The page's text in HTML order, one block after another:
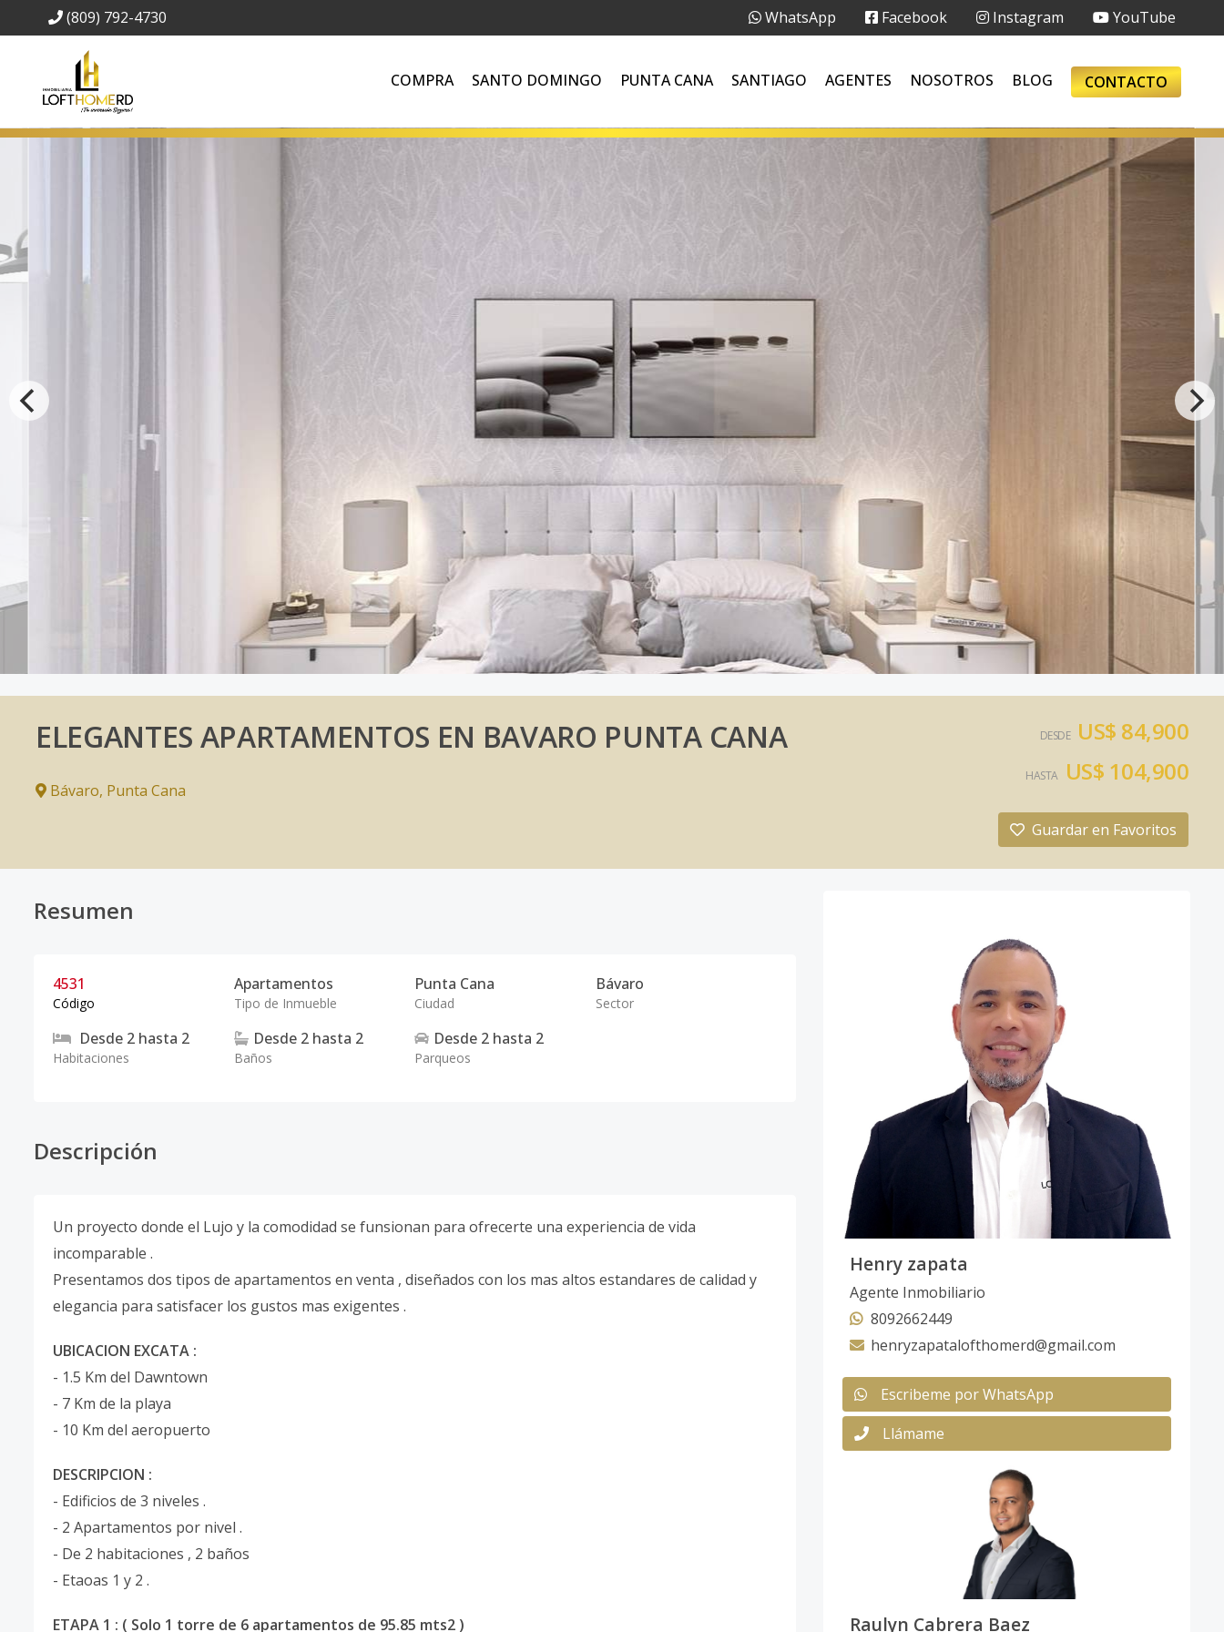
(809) 792-4730 WhatsApp Facebook Instagram YouTube
COMPRA SANTO DOMINGO PUNTA CANA SANTIAGO AGENTES NOSOTROS BLOG CONTACTO
ELEGANTES APARTAMENTOS EN BAVARO PUNTA CANA
Bávaro, Punta Cana
DESDE US$ 84,900
HASTA US$ 104,900
Guardar en Favoritos
Resumen
4531
Código
Apartamentos
Tipo de Inmueble
Punta Cana
Ciudad
Bávaro
Sector
Desde 2 hasta 2
Habitaciones
Desde 2hasta 2
Baños
Desde 2 hasta 2
Parqueos
Descripción
Un proyecto donde el Lujo y la comodidad se funsionan para ofrecerte una experiencia de vida
incomparable .
Presentamos dos tipos de apartamentos en venta , diseñados con los mas altos estandares de calidad y
elegancia para satisfacer los gustos mas exigentes .
UBICACION EXCATA :
- 1.5 Km del Dawntown
- 7 Km de la playa
- 10 Km del aeropuerto
DESCRIPCION :
- Edificios de 3 niveles .
- 2 Apartamentos por nivel .
- De 2 habitaciones , 2 baños
- Etaoas 1 y 2 .
ETAPA 1 : ( Solo 1 torre de 6 apartamentos de 95.85 mts2 )
Henry zapata
Agente Inmobiliario
8092662449
henryzapatalofthomerd@gmail.com
Escribeme por WhatsApp
Llámame
Raulyn Cabrera Baez